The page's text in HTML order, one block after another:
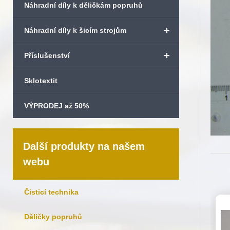
Náhradní díly k děličkám popruhů
+
Náhradní díly k šicím strojům
+
Příslušenství
Sklotextit
VÝPRODEJ až 50%
Další produkty na našem
webu
Čisticí technika
Děličky popruhů